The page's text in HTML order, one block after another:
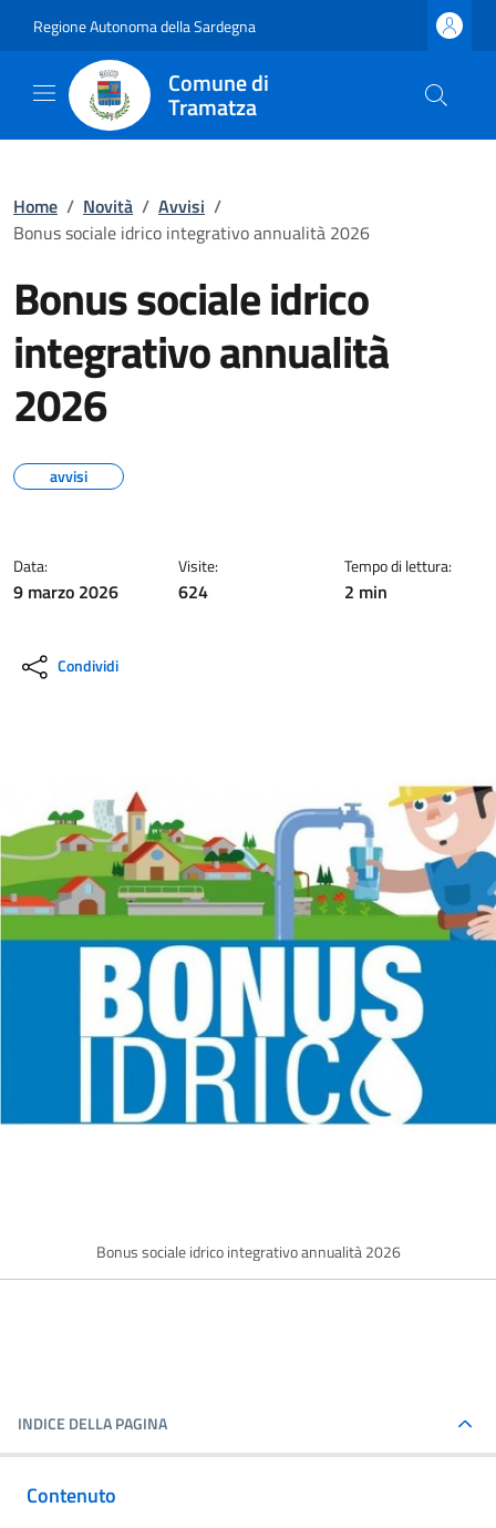
Regione Autonoma della Sardegna
Comune di
Tramatza
Home / Novità / Avvisi /
Bonus sociale idrico integrativo annualità 2026
Bonus sociale idrico
integrativo annualità
2026
avvisi
Data:
9 marzo 2026
Visite:
624
Tempo di lettura:
2 min
Condividi
Bonus sociale idrico integrativo annualità 2026
INDICE DELLA PAGINA
Contenuto